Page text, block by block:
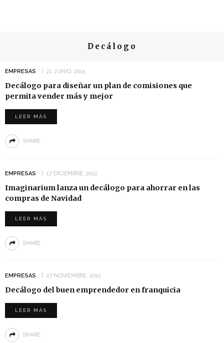
Decálogo
EMPRESAS 21 JUNIO, 2013
Decálogo para diseñar un plan de comisiones que
permita vender más y mejor
LEER MÁS
SHARE
EMPRESAS 17 DICIEMBRE, 2012
Imaginarium lanza un decálogo para ahorrar en las
compras de Navidad
LEER MÁS
SHARE
EMPRESAS 27 NOVIEMBRE, 2012
Decálogo del buen emprendedor en franquicia
LEER MÁS
SHARE